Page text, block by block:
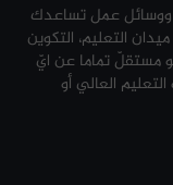
بالناجحين في القائمة
2026-2027
السامي - دورة فيفري
ووسائل عمل تساعدك
التعليم، التكوين
مستقلّ تماما عن ايّ
العالي أو